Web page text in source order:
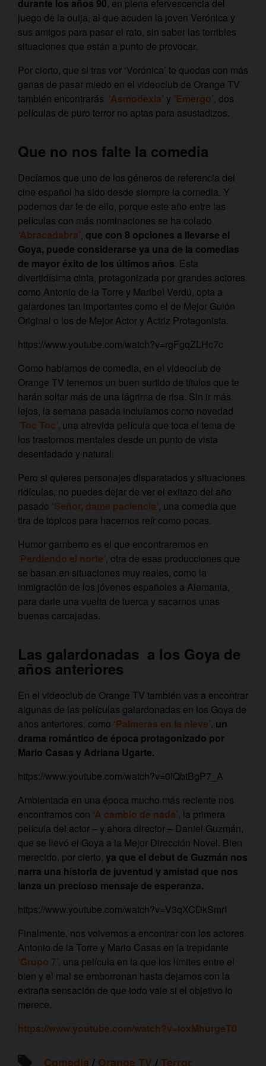
durante los años 90, en plena efervescencia del
juego de la ouija, al que acuden la joven Verónica y
sus amigos para pasar el rato, sin saber las terribles
situaciones que están a punto de provocar.
Por cierto, que si tras ver ‘Verónica’ te quedas con más
ganas de pasar miedo en el videoclub de Orange TV
también encontrarás ‘Asmodexia’ y ‘Emergo’, dos
películas de puro terror no aptas para asustadizos.
Que no nos falte la comedia
Decíamos que uno de los géneros de referencia del
cine español ha sido desde siempre la comedia. Y
podemos dar fe de ello, porque este año entre las
películas con más nominaciones se ha colado
‘Abracadabra’, que con 8 opciones a llevarse el
Goya, puede considerarse ya una de la comedias
de mayor éxito de los últimos años. Esta
divertidísima cinta, protagonizada por grandes actores
como Antonio de la Torre y Maribel Verdú, opta a
galardones tan importantes como el de Mejor Guión
Original o los de Mejor Actor y Actriz Protagonista.
https://www.youtube.com/watch?v=rgFgqZLHc7c
Como hablamos de comedia, en el videoclub de
Orange TV tenemos un buen surtido de títulos que te
harán soltar más de una lágrima de risa. Sin ir más
lejos, la semana pasada incluíamos como novedad
‘Toc Toc’, una atrevida película que toca el tema de
los trastornos mentales desde un punto de vista
desenfadado y natural.
Pero si quieres personajes disparatados y situaciones
ridículas, no puedes dejar de ver el exitazo del año
pasado ‘Señor, dame paciencia’, una comedia que
tira de tópicos para hacernos reír como pocas.
Humor gamberro es el que encontraremos en
‘Perdiendo el norte’, otra de esas producciones que
se basan en situaciones muy reales, como la
inmigración de los jóvenes españoles a Alemania,
para darle una vuelta de tuerca y sacarnos unas
buenas carcajadas.
Las galardonadas a los Goya de
años anteriores
En el videoclub de Orange TV también vas a encontrar
algunas de las películas galardonadas en los Goya de
años anteriores, como ‘Palmeras en la nieve’, un
drama romántico de época protagonizado por
Mario Casas y Adriana Ugarte.
https://www.youtube.com/watch?v=0IQbtBgP7_A
Ambientada en una época mucho más reciente nos
encontramos con ‘A cambio de nada’, la primera
película del actor – y ahora director – Daniel Guzmán,
que se llevó el Goya a la Mejor Dirección Novel. Bien
merecido, por cierto, ya que el debut de Guzmán nos
narra una historia de juventud y amistad que nos
lanza un precioso mensaje de esperanza.
https://www.youtube.com/watch?v=V3qXCDkSmrI
Finalmente, nos volvemos a encontrar con los actores
Antonio de la Torre y Mario Casas en la trepidante
‘Grupo 7’, una película en la que los límites entre el
bien y el mal se emborronan hasta dejarnos con la
extraña sensación de que todo vale si el objetivo lo
merece.
https://www.youtube.com/watch?v=loxMhurgeT0
Comedia / Orange TV /Terror